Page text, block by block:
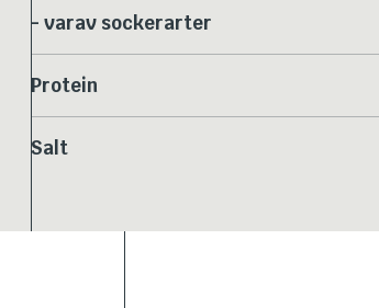
- varav sockerarter
Protein
Salt